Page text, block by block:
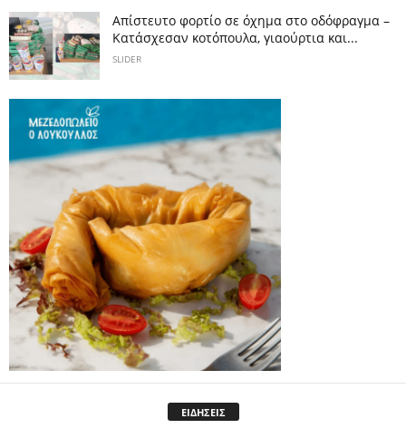
Απίστευτο φορτίο σε όχημα στο οδόφραγμα –
Κατάσχεσαν κοτόπουλα, γιαούρτια και...
SLIDER
ΕΙΔΗΣΕΙΣ